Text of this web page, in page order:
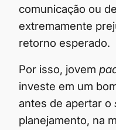
comunicação ou
extremamente
retorno esperado.
Por isso, jovem
investe em um
antes de apertar o
planejamento, na